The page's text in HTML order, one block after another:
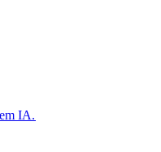
IA.​​